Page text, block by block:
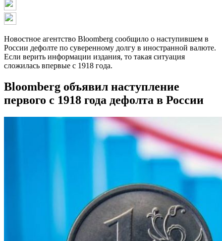
Новостное агентство Bloomberg сообщило о наступившем в
России дефолте по суверенному долгу в иностранной валюте.
Если верить информации издания, то такая ситуация
сложилась впервые с 1918 года.
Bloomberg объявил наступление
первого с 1918 года дефолта в России